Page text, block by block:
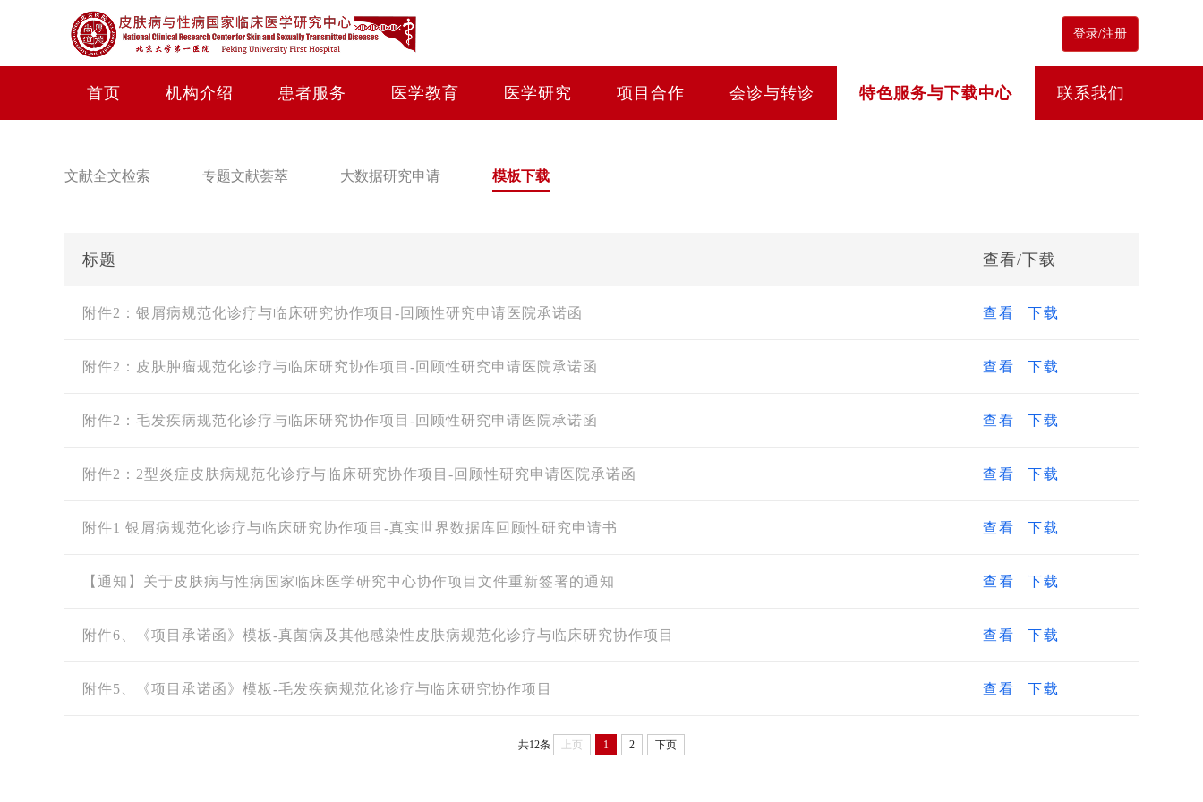
登录/注册
首页 机构介绍 患者服务 医学教育 医学研究 项目合作 会诊与转诊 特色服务与下载中心 联系我们
文献全文检索 专题文献荟萃 大数据研究申请 模板下载
标题 查看/下载
附件2：银屑病规范化诊疗与临床研究协作项目-回顾性研究申请医院承诺函 查看 下载
附件2：皮肤肿瘤规范化诊疗与临床研究协作项目-回顾性研究申请医院承诺函 查看 下载
附件2：毛发疾病规范化诊疗与临床研究协作项目-回顾性研究申请医院承诺函 查看 下载
附件2：2型炎症皮肤病规范化诊疗与临床研究协作项目-回顾性研究申请医院承诺函 查看 下载
附件1 银屑病规范化诊疗与临床研究协作项目-真实世界数据库回顾性研究申请书 查看 下载
【通知】关于皮肤病与性病国家临床医学研究中心协作项目文件重新签署的通知 查看 下载
附件6、《项目承诺函》模板-真菌病及其他感染性皮肤病规范化诊疗与临床研究协作项目 查看 下载
附件5、《项目承诺函》模板-毛发疾病规范化诊疗与临床研究协作项目 查看 下载
共12条 上页 1 2 下页